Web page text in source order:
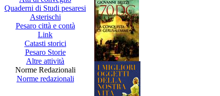
Quaderni di Studi pesaresi
Asterischi
Pesaro città e contà
Link
Catasti storici
Pesaro Storie
Altre attività
Norme Redazionali
Norme redazionali